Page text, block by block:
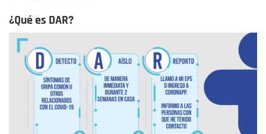
¿Qué es DAR?